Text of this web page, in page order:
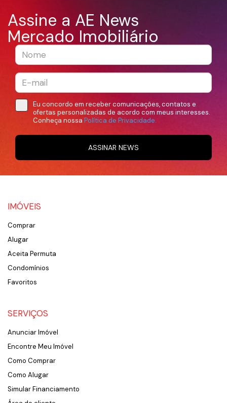
Assine a AE News
Mercado Imobiliário
Eu concordo em receber comunicações, contatos e
ofertas personalizadas de acordo com meus interesses.
Conheça nossa Política de Privacidade.
ASSINAR NEWS
IMÓVEIS
Comprar
Alugar
Aceita Permuta
Condomínios
Favoritos
SERVIÇOS
Anunciar Imóvel
Encontre Meu Imóvel
Como Comprar
Como Alugar
Simular Financiamento